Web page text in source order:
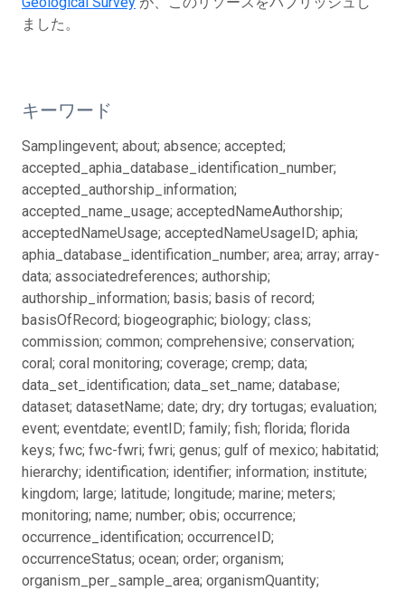
ました。
キーワード
Samplingevent; about; absence; accepted;
accepted_aphia_database_identification_number;
accepted_authorship_information;
accepted_name_usage; acceptedNameAuthorship;
acceptedNameUsage; acceptedNameUsageID; aphia;
aphia_database_identification_number; area; array; array-
data; associatedreferences; authorship;
authorship_information; basis; basis of record;
basisOfRecord; biogeographic; biology; class;
commission; common; comprehensive; conservation;
coral; coral monitoring; coverage; cremp; data;
data_set_identification; data_set_name; database;
dataset; datasetName; date; dry; dry tortugas; evaluation;
event; eventdate; eventID; family; fish; florida; florida
keys; fwc; fwc-fwri; fwri; genus; gulf of mexico; habitatid;
hierarchy; identification; identifier; information; institute;
kingdom; large; latitude; longitude; marine; meters;
monitoring; name; number; obis; occurrence;
occurrence_identification; occurrenceID;
occurrenceStatus; ocean; order; organism;
organism_per_sample_area; organismQuantity;